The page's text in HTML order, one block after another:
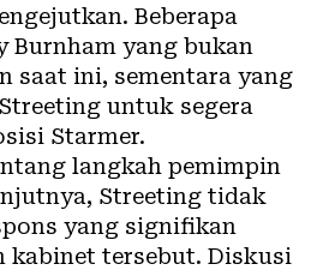
Beberapa
Burnham yang bukan
saat ini, sementara yang
untuk segera
Starmer.
langkah pemimpin
Streeting tidak
yang signifikan
kabinet tersebut. Diskusi